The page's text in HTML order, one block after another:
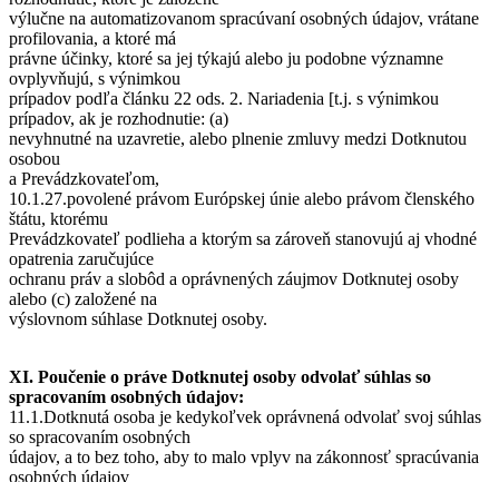
výlučne na automatizovanom spracúvaní osobných údajov, vrátane
profilovania, a ktoré má
právne účinky, ktoré sa jej týkajú alebo ju podobne významne
ovplyvňujú, s výnimkou
prípadov podľa článku 22 ods. 2. Nariadenia [t.j. s výnimkou
prípadov, ak je rozhodnutie: (a)
nevyhnutné na uzavretie, alebo plnenie zmluvy medzi Dotknutou
osobou
a Prevádzkovateľom,
10.1.27.povolené právom Európskej únie alebo právom členského
štátu, ktorému
Prevádzkovateľ podlieha a ktorým sa zároveň stanovujú aj vhodné
opatrenia zaručujúce
ochranu práv a slobôd a oprávnených záujmov Dotknutej osoby
alebo (c) založené na
výslovnom súhlase Dotknutej osoby.
XI. Poučenie o práve Dotknutej osoby odvolať súhlas so
spracovaním osobných údajov:
11.1.Dotknutá osoba je kedykoľvek oprávnená odvolať svoj súhlas
so spracovaním osobných
údajov, a to bez toho, aby to malo vplyv na zákonnosť spracúvania
osobných údajov